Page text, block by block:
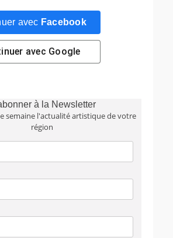
avec Facebook
avec Google
à la Newsletter
semaine l'actualité artistique de votre
région